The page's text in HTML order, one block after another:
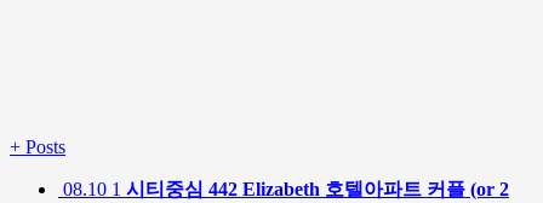
+ Posts
08.10 1 시티중심 442 Elizabeth 호텔아파트 커플 (or 2